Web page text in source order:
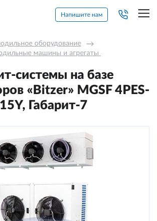
Напишите нам
оборудование →
машины и агрегаты
системы на базе
«Bitzer» MGSF 4РES-
15Y, Габарит-7